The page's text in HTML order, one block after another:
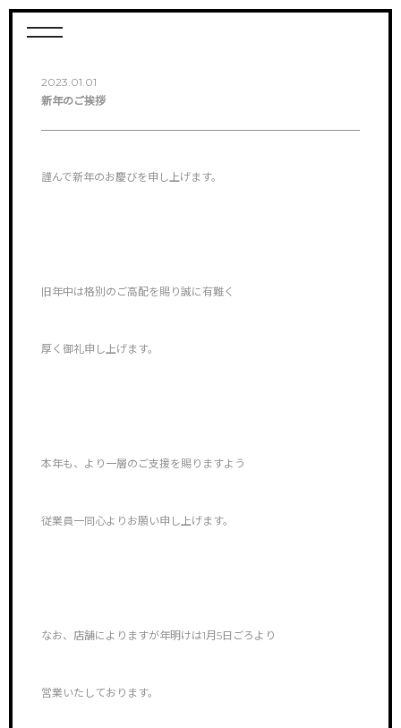
新年のご挨拶
2023.01.01
謹んで新年のお慶びを申し上げます。
旧年中は格別のご高配を賜り誠に有難く
厚く御礼申し上げます。
本年も、より一層のご支援を賜りますよう
従業員一同心よりお願い申し上げます。
なお、店舗によりますが年明けは1月5日ごろより
営業いたしております。